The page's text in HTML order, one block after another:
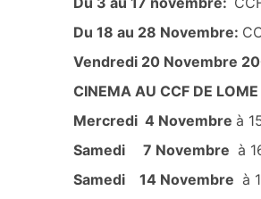
Du 18 au 28 Novembre:
Vendredi 20 Novembre
CINEMA AU CCF DE LOME
Mercredi 4 Novembre à
Samedi 7 Novembre à
Samedi 14 Novembre à